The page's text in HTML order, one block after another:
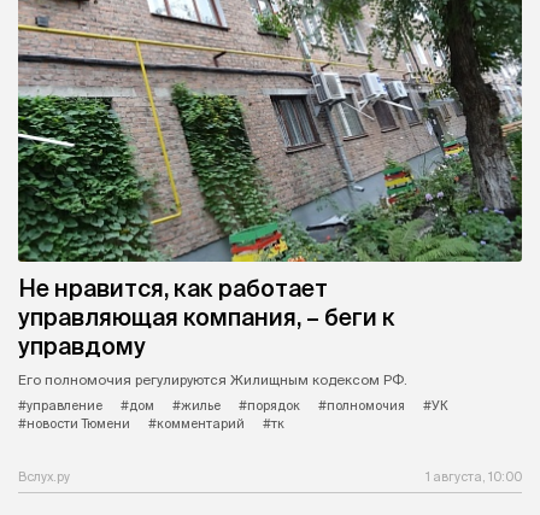
Не нравится, как работает
управляющая компания, – беги к
управдому
Его полномочия регулируются Жилищным кодексом РФ.
#управление
#дом #жилье #порядок #полномочия
#УК
#новости Тюмени
#комментарий #тк
Вслух.ру 1 августа, 10:00